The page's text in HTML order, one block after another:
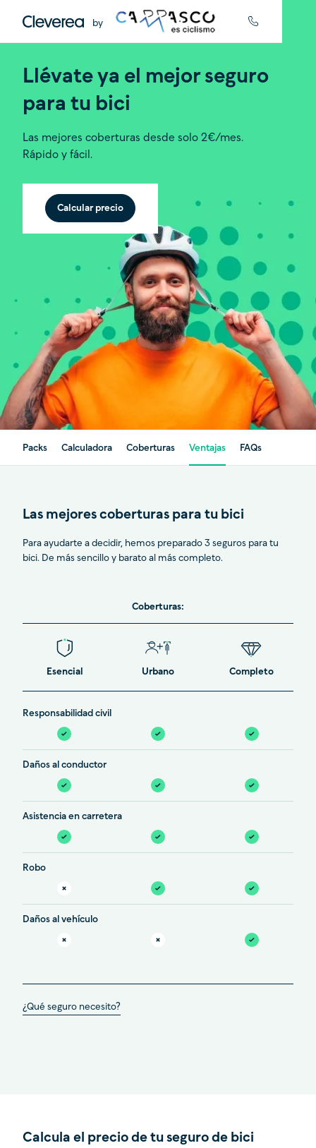
by
Llévate ya el mejor seguro
para tu bici
Las mejores coberturas desde solo 2€/mes.
Rápido y fácil.
Calcular precio
Packs Calculadora Coberturas Ventajas FAQs
Las mejores coberturas para tu bici
Para ayudarte a decidir, hemos preparado 3 seguros para tu
bici. De más sencillo y barato al más completo.
Coberturas:
Esencial Urbano Completo
Responsabilidad civil
Daños al conductor
Asistencia en carretera
Robo
Daños al vehículo
¿Qué seguro necesito?
Calcula el precio de tu seguro de bici